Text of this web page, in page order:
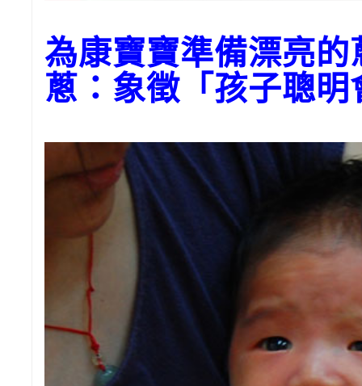
為康寶寶準備漂亮的
蔥：象徵「孩子聰明